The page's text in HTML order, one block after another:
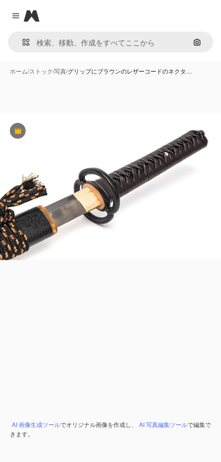
Close menu
Magnific
画像で
ホーム/ストック/写真/グリップにブラウンのレザーコードのネクタ…
Premium
AI 画像生成ツールでオリジナル画像を作成し、 AI 写真編集ツールで編集で
きます。